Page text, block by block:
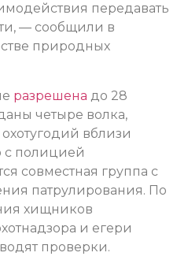
передавать
— сообщили в
природных
разрешена до 28
четыре волка,
вблизи
с полицией
совместная группа с
патрулирования. По
хищников
и егери
проверки.